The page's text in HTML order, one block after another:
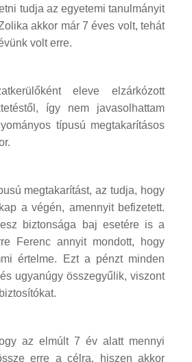
tudja az egyetemi tanulmányit
akkor már 7 éves volt, tehát
volt erre.
eleve elzárkózott
így nem javasolhattam
típusú megtakarításos
megtakarítást, az tudja, hogy
a végén, amennyit befizetett.
biztonsága baj esetére is a
Ferenc annyit mondott, hogy
értelme. Ezt a pénzt minden
ugyanúgy összegyűlik, viszont
az elmúlt 7 év alatt mennyi
erre a célra, hiszen akkor